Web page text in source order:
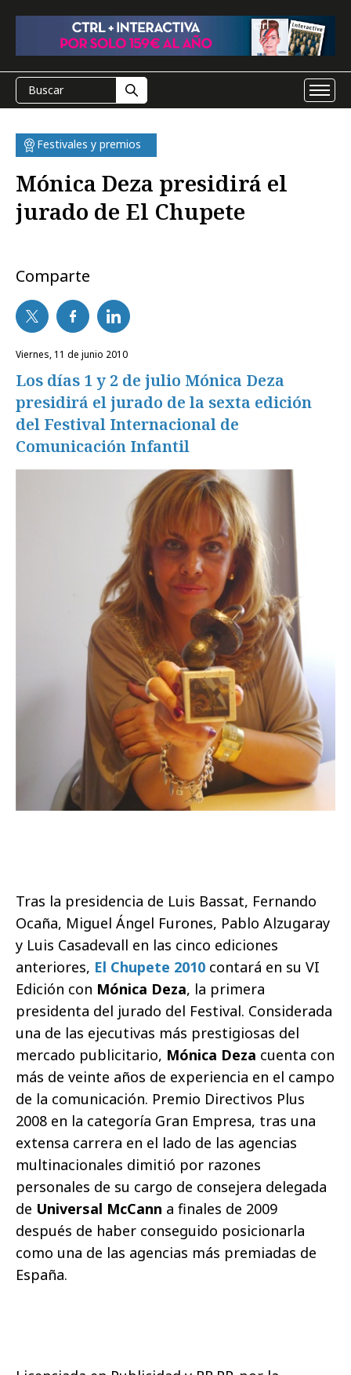
Festivales y premios
Mónica Deza presidirá el
jurado de El Chupete
Comparte
viernes, 11 de junio 2010
Los días 1 y 2 de julio Mónica Deza
presidirá el jurado de la sexta edición
del Festival Internacional de
Comunicación Infantil
Tras la presidencia de Luis Bassat, Fernando
Ocaña, Miguel Ángel Furones, Pablo Alzugaray
y Luis Casadevall en las cinco ediciones
anteriores, El Chupete 2010 contará en su VI
Edición con Mónica Deza, la primera
presidenta del jurado del Festival. Considerada
una de las ejecutivas más prestigiosas del
mercado publicitario, Mónica Deza cuenta con
más de veinte años de experiencia en el campo
de la comunicación. Premio Directivos Plus
2008 en la categoría Gran Empresa, tras una
extensa carrera en el lado de las agencias
multinacionales dimitió por razones
personales de su cargo de consejera delegada
de Universal McCann a finales de 2009
después de haber conseguido posicionarla
como una de las agencias más premiadas de
España.